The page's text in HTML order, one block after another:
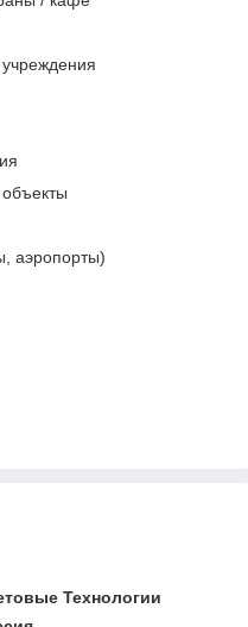
учреждения
аэропорты)
Технологии